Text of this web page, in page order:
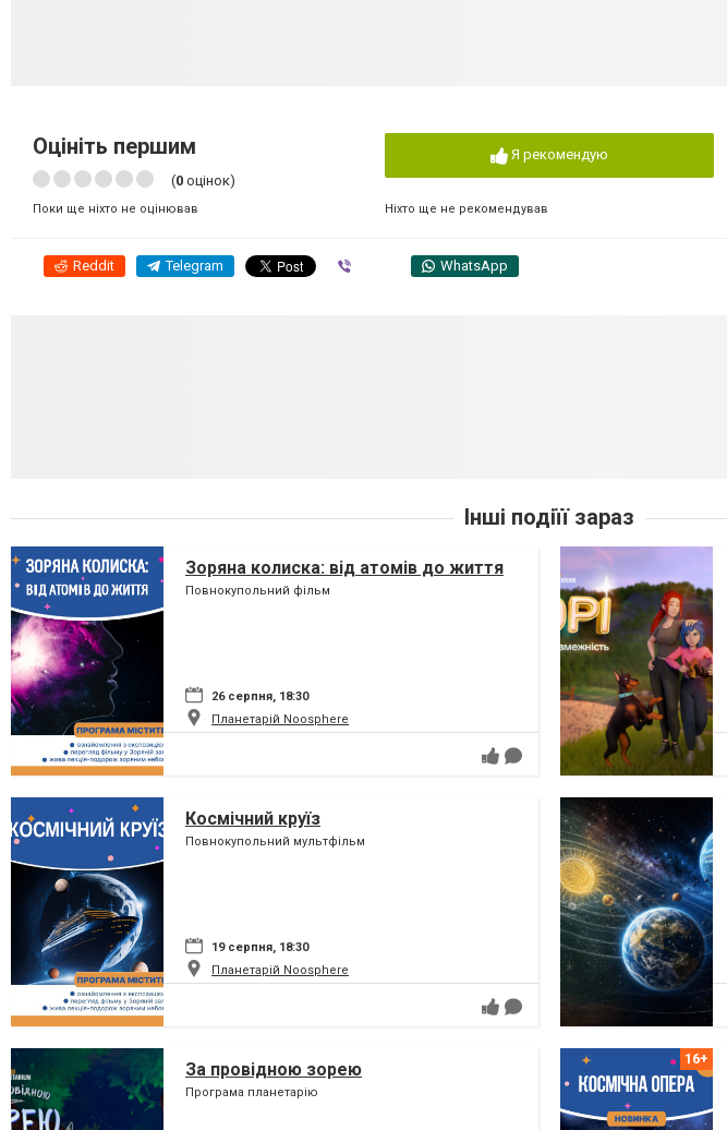
Оцініть першим
(0 оцінок)
Поки ще ніхто не оцінював
Я рекомендую
Ніхто ще не рекомендував
Reddit Telegram WhatsApp
Інші подіїї зараз
Зоряна колиска: від атомів до життя
Повнокупольний фільм
26 серпня, 18:30
Планетарій Noosphere
Космічний круїз
Повнокупольний мультфільм
19 серпня, 18:30
Планетарій Noosphere
За провідною зорею
Програма планетарію